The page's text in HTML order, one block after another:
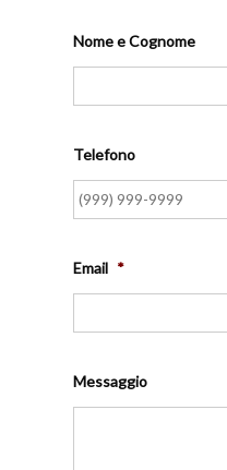
Nome e Cognome
Telefono
Email *
Messaggio